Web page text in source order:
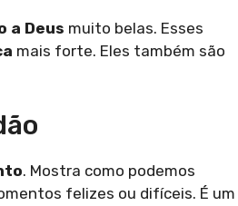
a Deus muito belas. Esses
mais forte. Eles também são
. Mostra como podemos
felizes ou difíceis. É um